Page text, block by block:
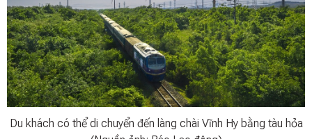
Du khách có thể di chuyển đến làng chài Vĩnh Hy bằng tàu hỏa